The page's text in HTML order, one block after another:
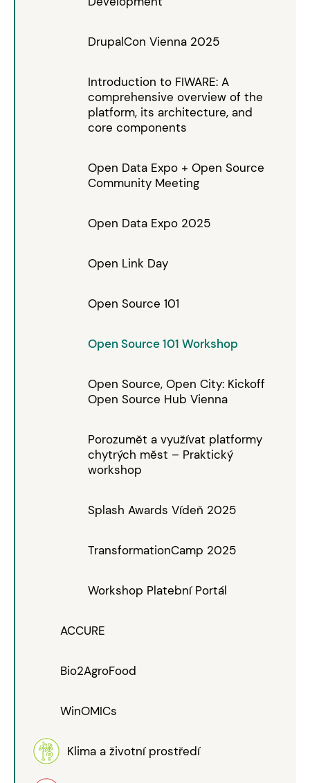
DrupalCon Vienna 2025
Introduction to FIWARE: A
comprehensive overview of the
platform, its architecture, and
core components
Open Data Expo + Open Source
Community Meeting
Open Data Expo 2025
Open Link Day
Open Source 101
Open Source 101 Workshop
Open Source, Open City: Kickoff
Open Source Hub Vienna
Porozumět a využívat platformy
chytrých měst – Praktický
workshop
Splash Awards Vídeň 2025
TransformationCamp 2025
Workshop Platební Portál
ACCURE
Bio2AgroFood
WinOMICs
Klima a životní prostředí